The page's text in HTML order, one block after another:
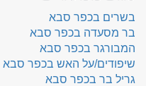
בשרים בכפר סבא
בר מסעדה בכפר סבא
המבורגר בכפר סבא
שיפודים/על האש בכפר סבא
גריל בר בכפר סבא